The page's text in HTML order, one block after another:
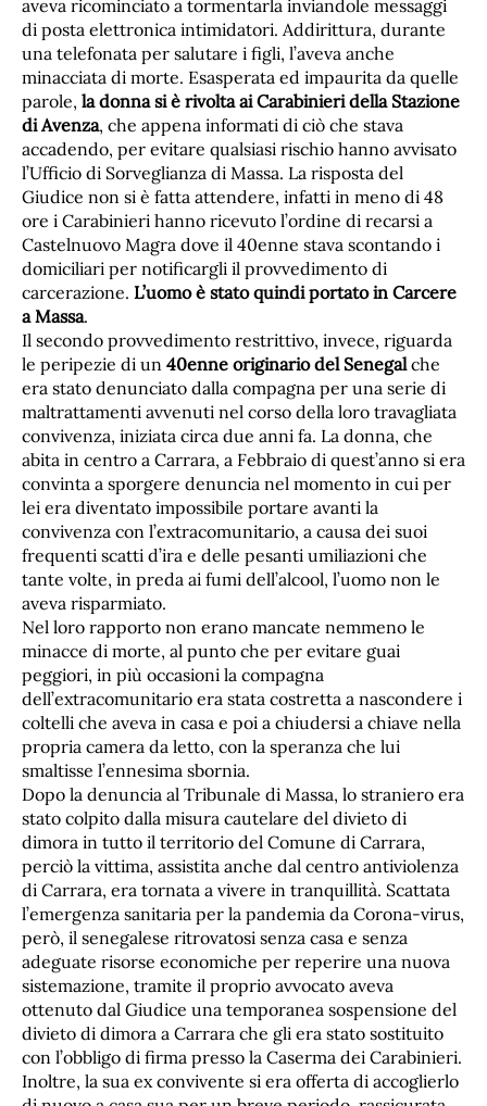
aveva ricominciato a tormentarla inviandole messaggi
di posta elettronica intimidatori. Addirittura, durante
una telefonata per salutare i figli, l’aveva anche
minacciata di morte. Esasperata ed impaurita da quelle
parole, la donna si è rivolta ai Carabinieri della Stazione
di Avenza, che appena informati di ciò che stava
accadendo, per evitare qualsiasi rischio hanno avvisato
l’Ufficio di Sorveglianza di Massa. La risposta del
Giudice non si è fatta attendere, infatti in meno di 48
ore i Carabinieri hanno ricevuto l’ordine di recarsi a
Castelnuovo Magra dove il 40enne stava scontando i
domiciliari per notificargli il provvedimento di
carcerazione. L’uomo è stato quindi portato in Carcere
a Massa.
Il secondo provvedimento restrittivo, invece, riguarda
le peripezie di un 40enne originario del Senegalche
era stato denunciato dalla compagna per una serie di
maltrattamenti avvenuti nel corso della loro travagliata
convivenza, iniziata circa due anni fa. La donna, che
abita in centro a Carrara, a Febbraio di quest’anno si era
convinta a sporgere denuncia nel momento in cui per
lei era diventato impossibile portare avanti la
convivenza con l’extracomunitario, a causa dei suoi
frequenti scatti d’ira e delle pesanti umiliazioni che
tante volte, in preda ai fumi dell’alcool, l’uomo non le
aveva risparmiato.
Nel loro rapporto non erano mancate nemmeno le
minacce di morte, al punto che per evitare guai
peggiori, in più occasioni la compagna
dell’extracomunitario era stata costretta a nascondere i
coltelli che aveva in casa e poi a chiudersi a chiave nella
propria camera da letto, con la speranza che lui
smaltisse l’ennesima sbornia.
Dopo la denuncia al Tribunale di Massa, lo straniero era
stato colpito dalla misura cautelare del divieto di
dimora in tutto il territorio del Comune di Carrara,
perciò la vittima, assistita anche dal centro antiviolenza
di Carrara, era tornata a vivere in tranquillità. Scattata
l’emergenza sanitaria per la pandemia da Corona-virus,
però, il senegalese ritrovatosi senza casa e senza
adeguate risorse economiche per reperire una nuova
sistemazione, tramite il proprio avvocato aveva
ottenuto dal Giudice una temporanea sospensione del
divieto di dimora a Carrara che gli era stato sostituito
con l’obbligo di firma presso la Caserma dei Carabinieri.
Inoltre, la sua ex convivente si era offerta di accoglierlo